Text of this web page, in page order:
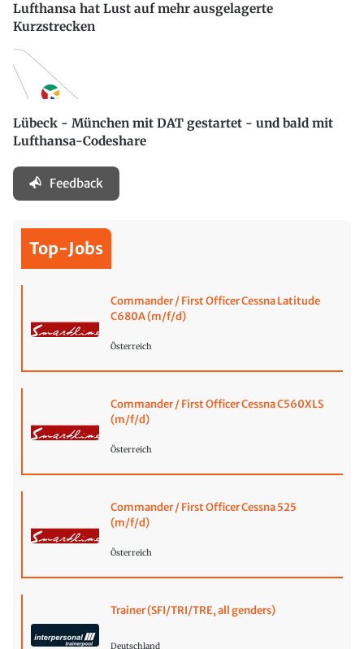
Lufthansa hat Lust auf mehr ausgelagerte
Kurzstrecken
Lübeck - München mit DAT gestartet - und bald mit
Lufthansa-Codeshare
Feedback
Top-Jobs
Commander / First Officer Cessna Latitude
C680A (m/f/d)
Österreich
Commander / First Officer Cessna C560XLS
(m/f/d)
Österreich
Commander / First Officer Cessna 525
(m/f/d)
Österreich
Trainer (SFI/TRI/TRE, all genders)
Deutschland